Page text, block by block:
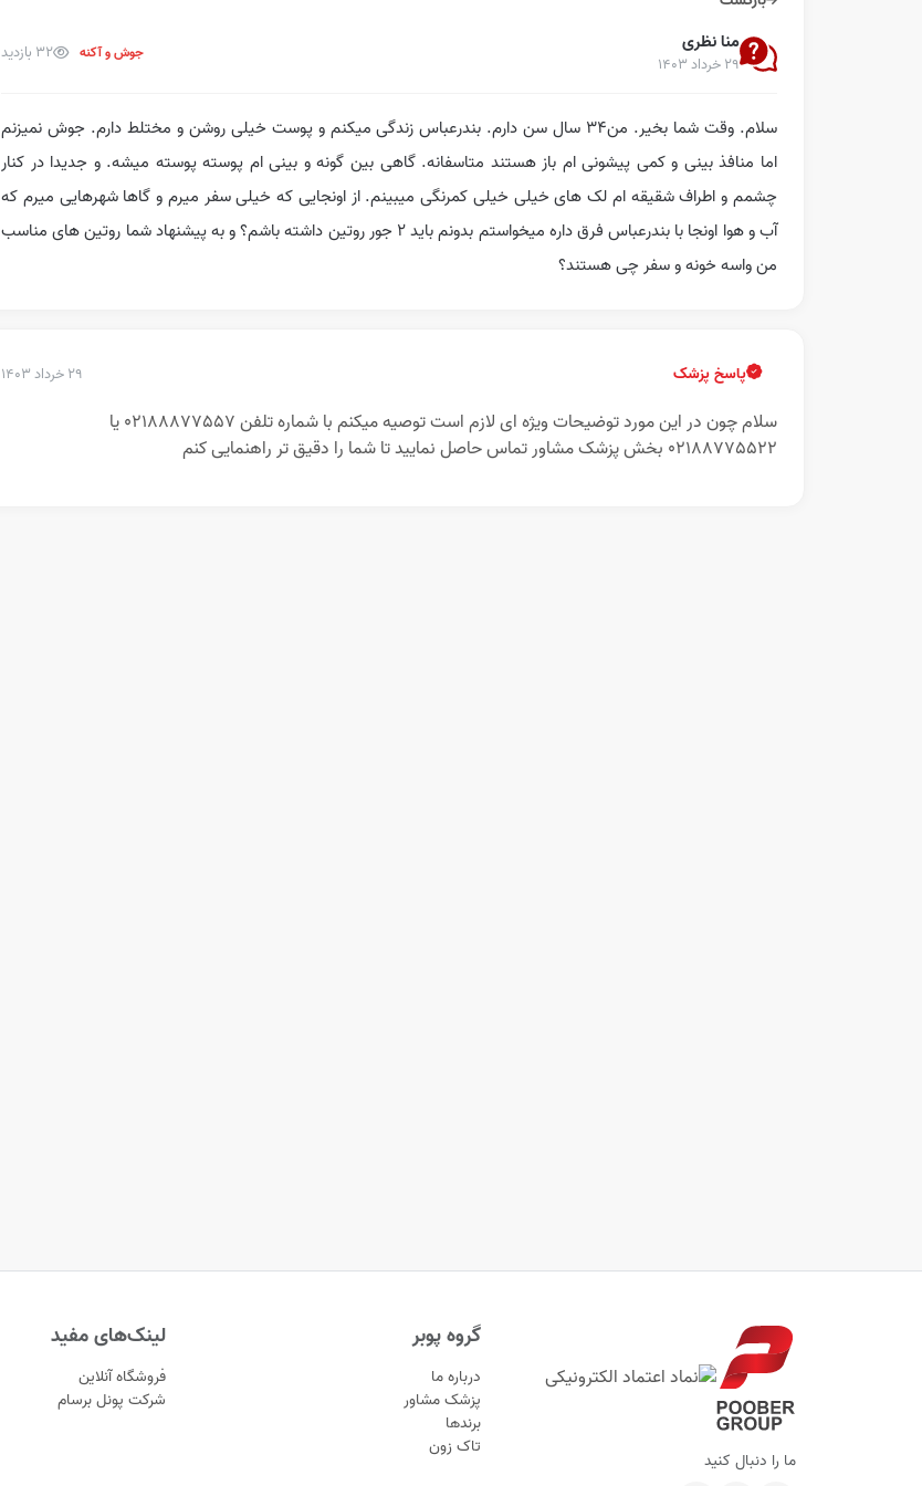
منا نظری
۲۹ خرداد ۱۴۰۳
جوش و آکنه 32 بازدید
سلام. وقت شما بخیر. من۳۴ سال سن دارم. بندرعباس زندگی میکنم و پوست خیلی روشن و مختلط دارم. جوش نمیزنم
اما منافذ بینی و کمی پیشونی ام باز هستند متاسفانه. گاهی بین گونه و بینی ام پوسته پوسته میشه. و جدیدا در کنار
چشمم و اطراف شقیقه ام لک های خیلی خیلی کمرنگی میبینم. از اونجایی که خیلی سفر میرم و گاها شهرهایی میرم که
آب و هوا اونجا با بندرعباس فرق داره میخواستم بدونم باید ۲ جور روتین داشته باشم؟ و به پیشنهاد شما روتین های مناسب
من واسه خونه و سفر چی هستند؟
پاسخ پزشک ۲۹ خرداد ۱۴۰۳
سلام چون در این مورد توضیحات ویژه ای لازم است توصیه میکنم با شماره تلفن 02188877557 یا
02188775522 بخش پزشک مشاور تماس حاصل نمایید تا شما را دقیق تر راهنمایی کنم
ما را دنبال کنید
گروه پوبر
درباره ما
پزشک مشاور
برندها
تاک زون
لینک‌های مفید
فروشگاه آنلاین
شرکت پونل برسام